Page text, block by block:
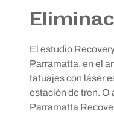
El estudio
Parramatta, en el
tatuajes con láser
estación de tren. O
Parramatta